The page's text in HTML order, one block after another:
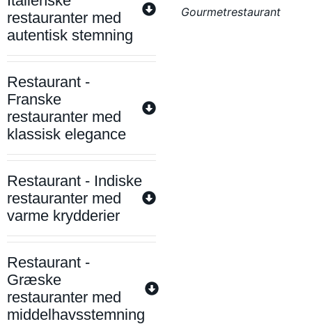
restauranter med
autentisk stemning
Restaurant -
Franske
restauranter med
klassisk elegance
Restaurant - Indiske
restauranter med
varme krydderier
Restaurant -
Græske
restauranter med
middelhavsstemning
Gourmetrestaurant